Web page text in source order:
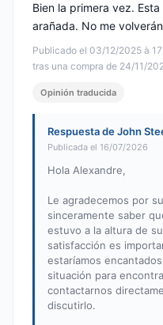
Publicado el 03/12/2025 à
tras una compra de 24/11/
Bien la primera vez.
arañada. No me
Opinión traducida
Respuesta de John
Publicada el 16/07/2026
Hola Alexandre,
Le agradecemos por
sinceramente saber
estuvo a la altura de
satisfacción es
estaríamos
situación para
contactarnos
discutirlo.